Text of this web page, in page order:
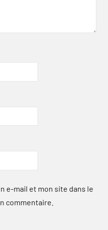
e-mail et mon site dans le
commentaire.